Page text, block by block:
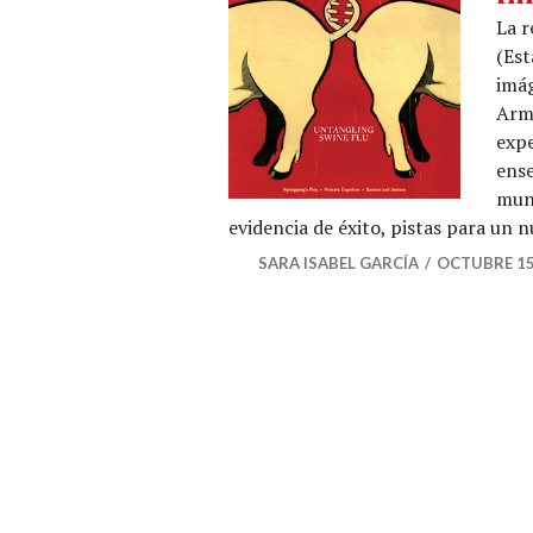
La
evidencia de éxito, pistas para un
SARA ISABEL GARCÍA OCTUBRE